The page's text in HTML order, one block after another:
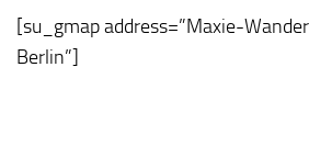
[su_gmap address=”Maxie-
Berlin”]